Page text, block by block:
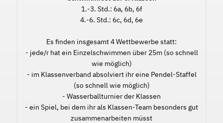
1.-3. Std.: 6a, 6b, 6f
4.-6. Std.: 6c, 6d, 6e
Es finden insgesamt 4 Wettbewerbe statt:
- jede/r hat ein Einzelschwimmen über 25m (so schnell
wie möglich)
- im Klassenverband absolviert ihr eine Pendel-Staffel
(so schnell wie möglich)
- Wasserballturnier der Klassen
- ein Spiel, bei dem ihr als Klassen-Team besonders gut
zusammenarbeiten müsst